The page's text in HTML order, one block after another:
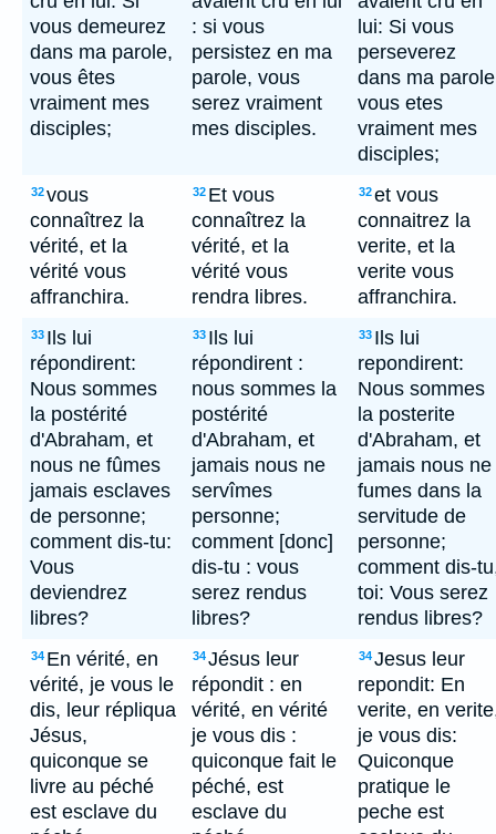
vous demeurez
dans ma parole,
vous êtes
vraiment mes
disciples;
: si vous
persistez en ma
parole, vous
serez vraiment
mes disciples.
lui: Si vous
perseverez
dans ma
vous etes
vraiment mes
disciples;
32vous
connaîtrez la
vérité, et la
vérité vous
affranchira.
32 Et vous
connaîtrez la
vérité, et la
vérité vous
rendra libres.
32et vous
connaitrez la
verite, et la
verite vous
affranchira.
33 Ils lui
répondirent:
Nous sommes
la postérité
d'Abraham, et
nous ne fûmes
jamais esclaves
de personne;
comment dis-tu:
Vous
deviendrez
libres?
33 Ils lui
répondirent :
nous sommes la
postérité
d'Abraham, et
jamais nous ne
servîmes
personne;
comment [donc]
dis-tu : vous
serez rendus
libres?
33 Ils lui
repondirent:
Nous sommes
la posterite
d'Abraham, et
jamais nous ne
fumes dans la
servitude de
personne;
comment dis-
toi: Vous serez
rendus libres?
34 En vérité, en
vérité, je vous le
dis, leur répliqua
Jésus,
quiconque se
livre au péché
est esclave du
34Jésus leur
répondit : en
vérité, en vérité
je vous dis :
quiconque fait le
péché, est
esclave du
34Jesus leur
repondit: En
verite, en
je vous dis:
Quiconque
pratique le
peche est